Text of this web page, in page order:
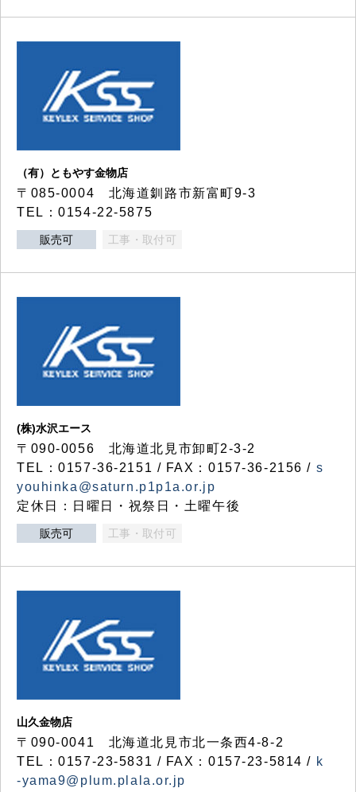
（有）ともやす金物店
〒085-0004 北海道釧路市新富町9-3
TEL：0154-22-5875
販売可 工事・取付可
(株)水沢エース
〒090-0056 北海道北見市卸町2-3-2
TEL：0157-36-2151 / FAX：0157-36-2156 / s
youhinka@saturn.p1p1a.or.jp
定休日：日曜日・祝祭日・土曜午後
販売可 工事・取付可
山久金物店
〒090-0041 北海道北見市北一条西4-8-2
TEL：0157-23-5831 / FAX：0157-23-5814 / k
-yama9@plum.plala.or.jp